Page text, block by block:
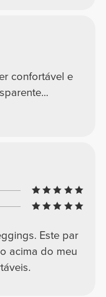
confortável e
Este par
acima do meu